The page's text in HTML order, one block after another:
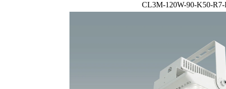
CL3M-120W-90-K50-